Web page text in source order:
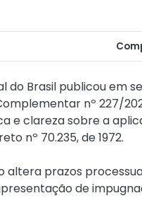
do Brasil publicou em
nº 227/
e clareza sobre a
nº 70.235, de 1972.
altera prazos
de